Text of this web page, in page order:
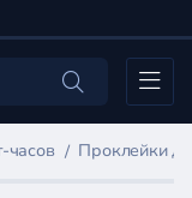
часов Проклейки